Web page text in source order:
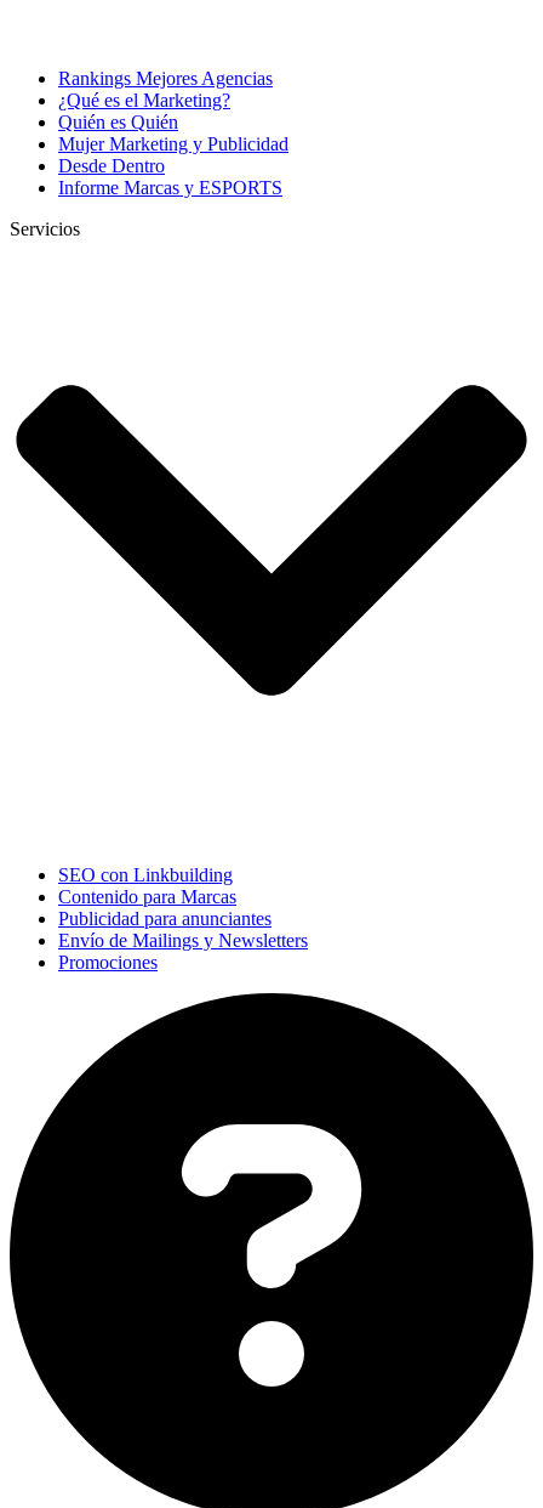
Rankings Mejores Agencias
¿Qué es el Marketing?
Quién es Quién
Mujer Marketing y Publicidad
Desde Dentro
Informe Marcas y ESPORTS
Servicios
SEO con Linkbuilding
Contenido para Marcas
Publicidad para anunciantes
Envío de Mailings y Newsletters
Promociones